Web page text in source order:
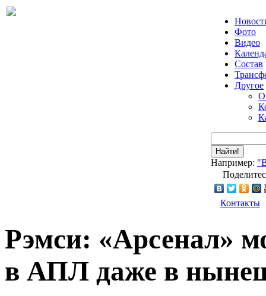
Фото
Видео
Состав
Другое
О
Найти!
Например:
Контакты
Рэмси: «Арсенал»
в АПЛ даже в